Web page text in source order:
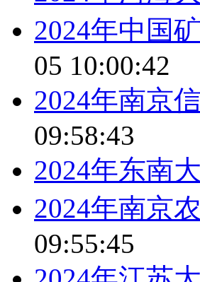
2024年中国
05 10:00:42
2024年南京
09:58:43
2024年东南
2024年南京
09:55:45